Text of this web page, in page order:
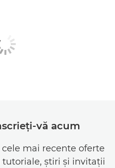
vă acum
mai recente oferte
tutoriale, ştiri şi invitaţii